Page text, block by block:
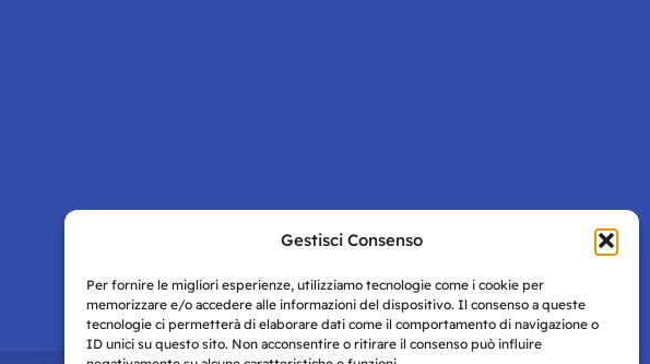
Gestisci Consenso
Per fornire le migliori esperienze, utilizziamo tecnologie come i cookie per
memorizzare e/o accedere alle informazioni del dispositivo. Il consenso a queste
tecnologie ci permetterà di elaborare dati come il comportamento di navigazione o
ID unici su questo sito. Non acconsentire o ritirare il consenso può influire